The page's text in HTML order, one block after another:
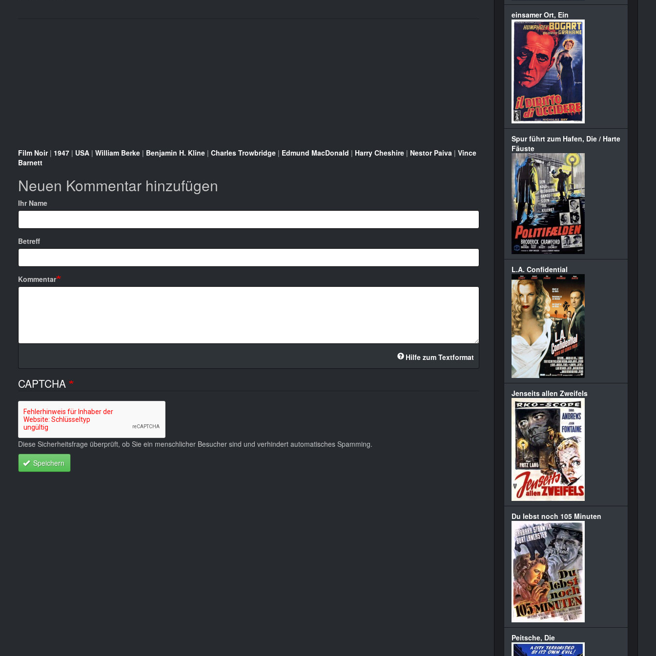
Film Noir| 1947 | USA | William Berke | Benjamin H. Kline | Charles Trowbridge | Edmund MacDonald | Harry Cheshire | Nestor Paiva | Vince
Barnett
Neuen Kommentar hinzufügen
Ihr Name
Betreff
Kommentar
Hilfe zum Textformat
CAPTCHA
Diese Sicherheitsfrage überprüft, ob Sie ein menschlicher Besucher sind und verhindert automatisches Spamming.
Speichern
einsamer Ort, Ein
Spur führt zum Hafen, Die / Harte
Fäuste
L.A. Confidential
Jenseits allen Zweifels
Du lebst noch 105 Minuten
Peitsche, Die